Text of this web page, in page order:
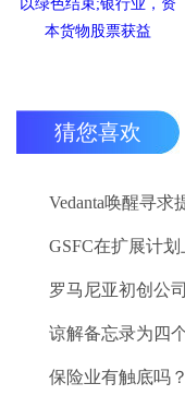
猜您喜欢
保险业有触底吗？